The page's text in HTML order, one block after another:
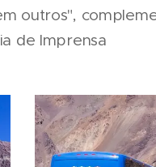
outros",
de Imprensa